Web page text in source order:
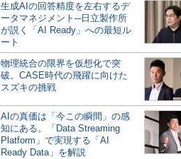
生成AIの回答精度を左右するデ
ータマネジメント─日立製作所
が説く「AI Ready」への最短ル
ート
物理統合の限界を仮想化で突
破。CASE時代の飛躍に向けた
スズキの挑戦
AIの真価は「今この瞬間」の感
知にある。「Data Streaming
Platform」で実現する「AI
Ready Data」を解説